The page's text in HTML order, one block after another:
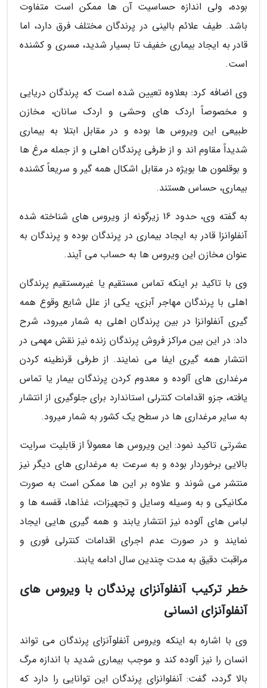
بوده، ولی اندازه حساسیت آن ها ممکن است متفاوت
باشد. طیف علائم بالینی در پرندگان مختلف فرق دارد، اما
قادر به ایجاد بیماری خفیف تا بسیار شدید، مسری و کشنده
است.
وی اضافه کرد: بعلاوه تعیین شده است که پرندگان دریایی
و مخصوصاً اردک های وحشی و اردک سانان، مخازن
طبیعی این ویروس ها بوده و در مقابل ابتلا به بیماری
شدیداً مقاوم اند و از طرفی پرندگان اهلی و از جمله مرغ ها
و بوقلمون ها بویژه در مقابل اشکال همه گیر و سریعاً کشنده
بیماری، حساس هستند.
به گفته وی، حدود 16 زیرگونه از ویروس های شناخته شده
آنفلوانزا قادر به ایجاد بیماری در پرندگان بوده و پرندگان به
عنوان مخازن این ویروس ها به حساب می آیند.
وی با تاکید بر اینکه تماس مستقیم یا غیرمستقیم پرندگان
اهلی با پرندگان مهاجر آبزی، یکی از علل شایع وقوع همه
گیری آنفلوانزا در بین پرندگان اهلی به شمار میرود، شرح
داد: در این بین مراکز فروش پرندگان زنده نیز نقش مهمی در
انتشار همه گیری ایفا می نمایند. از طرفی قرنطینه کردن
مرغداری های آلوده و معدوم کردن پرندگان بیمار یا تماس
یافته، جزو اقدامات کنترلی استاندارد برای جلوگیری از انتشار
به سایر مرغداری ها در سطح یک کشور به شمار میرود.
عشرتی تاکید نمود: این ویروس ها معمولاً از قابلیت سرایت
بالایی برخوردار بوده و به سرعت به مرغداری های دیگر نیز
منتشر می شوند و علاوه بر این ها ممکن است به صورت
مکانیکی و به وسیله وسایل و تجهیزات، غذاها، قفسه ها و
لباس های آلوده نیز انتشار یابند و همه گیری هایی ایجاد
نمایند و در صورت عدم اجرای اقدامات کنترلی فوری و
مراقبت دقیق به مدت چندین سال ادامه یابند.
خطر ترکیب آنفلوآنزای پرندگان با ویروس های
آنفلوآنزای انسانی
وی با اشاره به اینکه ویروس آنفلوآنزای پرندگان می تواند
انسان را نیز آلوده کند و موجب بیماری شدید با اندازه مرگ
بالا گردد، گفت: آنفلوانزای پرندگان این توانایی را دارد که